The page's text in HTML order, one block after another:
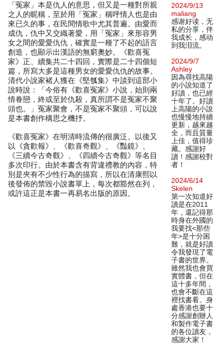
「冤家」本是仇人的意思，但又是一種對所親
之人的昵稱，至於用「冤家」稱呼情人也是由
來已久的事，在民間情歌中尤其普遍。由愛而
成仇，仇中又交織著愛，用「冤家」來形容男
女之間的愛愛仇仇，確實是一種了不起的語言
創造，也顯示出漢語的無窮奧妙。《歡喜冤
家》正、續集共二十四回，實際是二十四個短
篇，所寫大多是這種男女的愛愛仇仇的故事。
清代小說家褚人獲在《堅瓠集》中談到這部小
說時說：「今俗有《歡喜冤家》小說，始則兩
情眷戀，終或至於仇殺，真所謂不是冤家不聚
頭也。」冤家聚會，不是冤家不聚頭，可以說
是本書創作構思之機抒。
《歡喜冤家》在明清時流傳的很廣泛。以後又
以《貪歡報》、《歡喜奇觀》、《豔鏡》、
《三續今古奇觀》、《四續今古奇觀》等名目
多次印行。由於本書含有背違禮教的內容，特
別是夾有不少性行為的描寫，所以在清康熙以
後發佈的禁毀小說書單上，每次都豁然在列，
或許這正是本書一再易名出版的原因。
2024/9/13
maliang
感谢好读，无
私的分享，伴
我成长，感动
到我泪流。
2024/9/7
Ashley
因為尋找高陽
的小說知道了
好讀，也已經
十年了。好讀
上高陽的小說
也慢慢地持續
更新，越來越
全，而且質量
上佳，值得珍
藏。感謝好
讀！感謝校對
者！
2024/6/14
Skelen
第一次知道好
讀是在2011
年，還記得那
時身在外國的
我要找<那些
年>是十分困
難，就是好讀
令我發現了電
子書的世界。
雖然我也會買
實體書，但在
這十多年間，
也會不斷在這
裡找書看。身
處香港也要十
分感謝創辦人
和製作電子書
的各位讀友，
感謝大家！